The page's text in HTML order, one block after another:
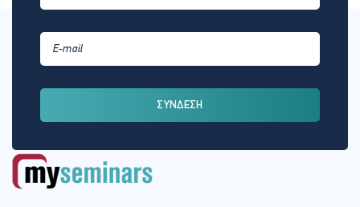
ΣΥΝΔΕΣΗ